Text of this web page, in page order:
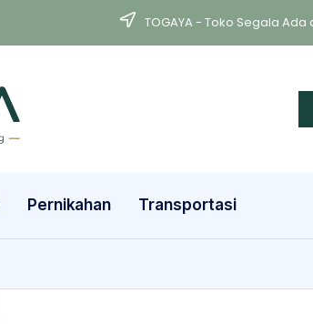
TOGAYA - Toko Segala Ada
Pernikahan Transportasi